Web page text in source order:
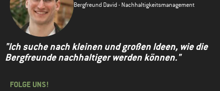
Bergfreund David - Nachhaltigkeitsmanagement
"Ich suche nach kleinen und großen Ideen, wie die
Bergfreunde nachhaltiger werden können."
FOLGE UNS!